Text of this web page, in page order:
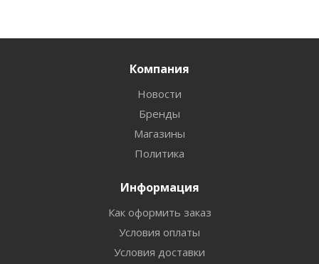
Компания
Новости
Бренды
Магазины
Политика
Информация
Как оформить заказ
Условия оплаты
Условия доставки